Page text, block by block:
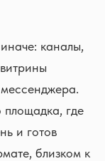
каналы,
площадка, где
и готов
близком к